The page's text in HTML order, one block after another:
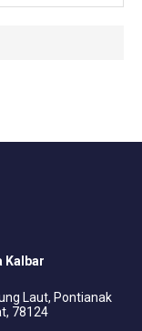
Kalbar
Laut, Pontianak
78124